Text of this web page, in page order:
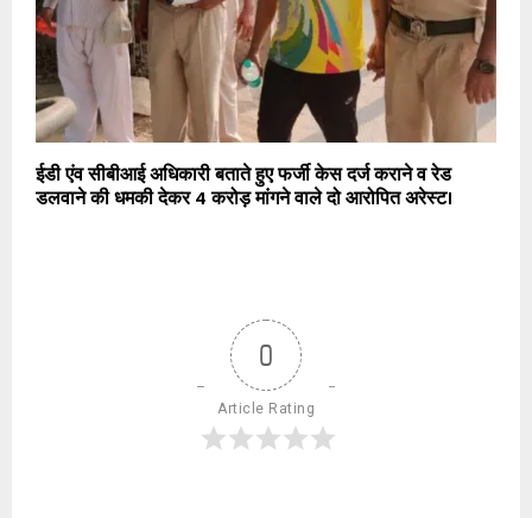
ईडी एंव सीबीआई अधिकारी बताते हुए फर्जी केस दर्ज कराने व रेड
डलवाने की धमकी देकर 4 करोड़ मांगने वाले दो आरोपित अरेस्ट।
0
Article Rating